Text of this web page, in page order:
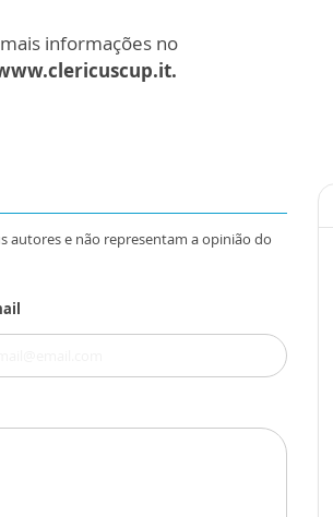
informações no
autores e não representam a opinião do